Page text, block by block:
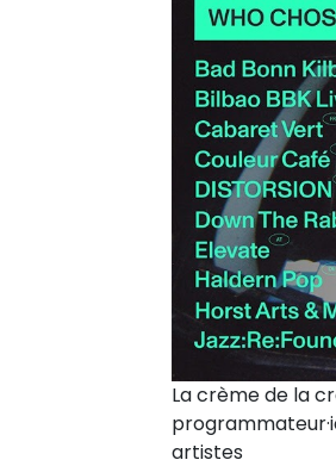
La crème de la
artistes